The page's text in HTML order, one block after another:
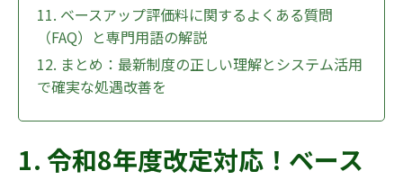
11. ベースアップ評価料に関するよくある質問
（FAQ）と専門用語の解説
12. まとめ：最新制度の正しい理解とシステム活用
で確実な処遇改善を
1. 令和8年度改定対応！ベース